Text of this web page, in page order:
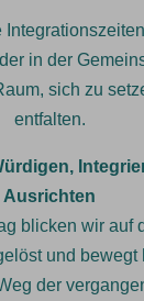
in der
sich zu
entfalten.
Ausrichten
blicken wir auf
und bewegt
der